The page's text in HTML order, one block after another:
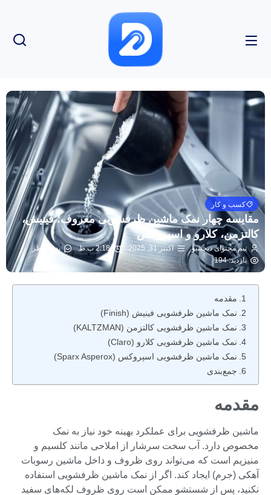
کسب و کار
مقایسه چهار نمک ماشین ظرفشویی معروف: فینیش،
کالتزمن، کلارو و اسپروکس
تیم محتوای دیجیتیو اکتبر 31, 2025 2:18 ب.ظ
بدون نظر
بازدید: 194
مقدمه
نمک ماشین ظرفشویی فینیش (Finish)
نمک ماشین ظرفشویی کالتزمن (KALTZMAN)
نمک ماشین ظرفشویی کلارو (Claro)
نمک ماشین ظرفشویی اسپروکس (Sparx Asperox)
جمع‌بندی
مقدمه
ماشین ظرفشویی برای عملکرد بهینه خود نیاز به نمک
مخصوص دارد. آب سخت سرشار از املاحی مانند کلسیم و
منیزیم است که می‌تواند روی ظروف و داخل ماشین رسوبات
آهکی (جرم) ایجاد کند. اگر از نمک ماشین ظرفشویی استفاده
نکنید، پس از شستشو ممکن است روی ظروف لکه‌های سفید